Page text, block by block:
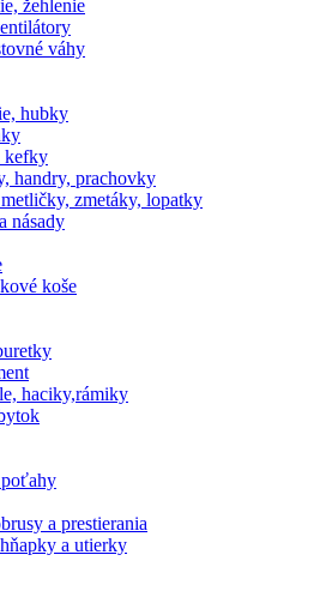
žehlenie
váhy
hubky
kefky
handry, prachovky
zmetáky, lopatky
násady
koše
haciky,rámiky
poťahy
a prestierania
a utierky